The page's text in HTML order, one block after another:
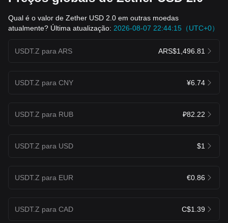
Qual é o valor de Zether USD 2.0 em outras moedas
atualmente? Última atualização: 2026-08-07 22:44:15（UTC+0）
USDT.Z para ARS ARS$1,496.81
USDT.Z para CNY ¥6.74
USDT.Z para RUB ₽82.22
USDT.Z para USD $1
USDT.Z para EUR €0.86
USDT.Z para CAD C$1.39